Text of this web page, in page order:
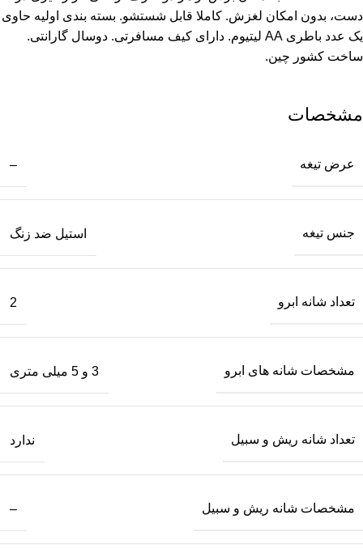
دست، بدون امکان لغزش. کاملا قابل شستشو. بسته بندی اولیه حاوی
یک عدد باطری AA لیتیوم. دارای کیف مسافرتی. دوسال گارانتی.
ساخت کشور چین.
مشخصات
عرض تیغه –
جنس تیغه استیل ضد زنگ
تعداد شانه ابرو 2
مشخصات شانه های ابرو 3 و 5 میلی متری
تعداد شانه ریش و سبیل ندارد
مشخصات شانه ریش و سبیل –